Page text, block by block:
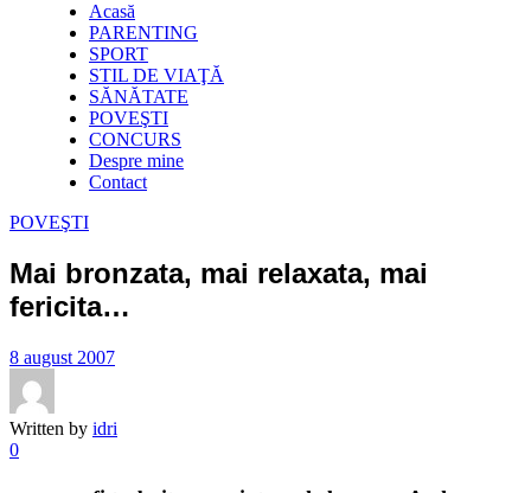
Acasă
PARENTING
SPORT
STIL DE VIAŢĂ
SĂNĂTATE
POVEŞTI
CONCURS
Despre mine
Contact
POVEŞTI
Mai bronzata, mai relaxata, mai
fericita…
8 august 2007
Written by idri
0